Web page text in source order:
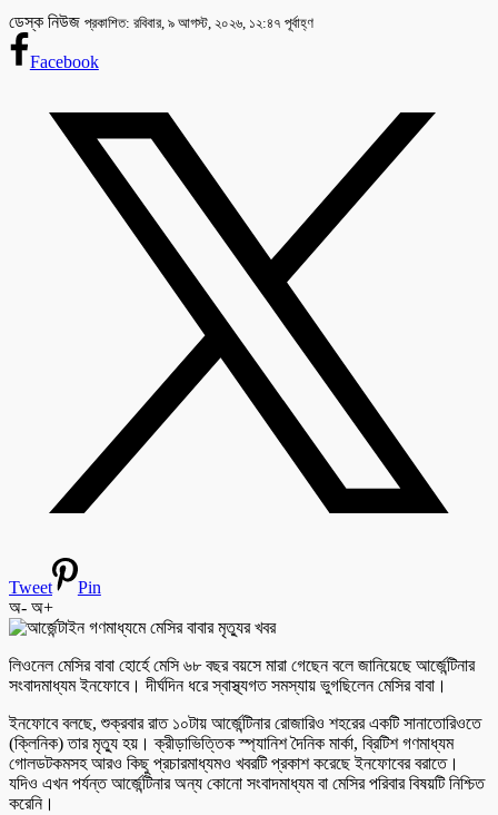
ডেস্ক নিউজ প্রকাশিত: রবিবার, ৯ আগস্ট, ২০২৬, ১২:৪৭ পূর্বাহ্ণ
Facebook
Tweet
Pin
অ- অ+
লিওনেল মেসির বাবা হোর্হে মেসি ৬৮ বছর বয়সে মারা গেছেন বলে জানিয়েছে আর্জেন্টিনার
সংবাদমাধ্যম ইনফোবে। দীর্ঘদিন ধরে স্বাস্থ্যগত সমস্যায় ভুগছিলেন মেসির বাবা।
ইনফোবে বলছে, শুক্রবার রাত ১০টায় আর্জেন্টিনার রোজারিও শহরের একটি সানাতোরিওতে
(ক্লিনিক) তার মৃত্যু হয়। ক্রীড়াভিত্তিক স্প্যানিশ দৈনিক মার্কা, ব্রিটিশ গণমাধ্যম
গোলডটকমসহ আরও কিছু প্রচারমাধ্যমও খবরটি প্রকাশ করেছে ইনফোবের বরাতে।
যদিও এখন পর্যন্ত আর্জেন্টিনার অন্য কোনো সংবাদমাধ্যম বা মেসির পরিবার বিষয়টি নিশ্চিত
করেনি।